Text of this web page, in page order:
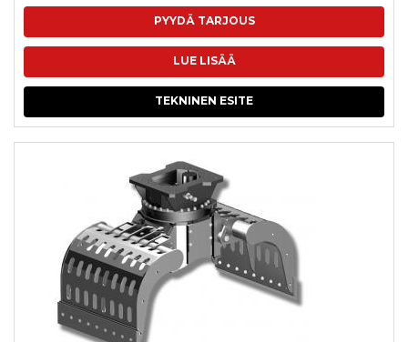
PYYDÄ TARJOUS
LUE LISÄÄ
TEKNINEN ESITE